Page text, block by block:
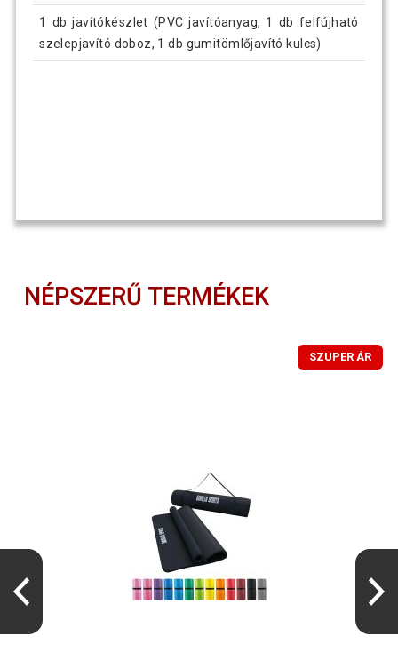
1 db javítókészlet (PVC javítóanyag, 1 db felfújható
szelepjavító doboz, 1 db gumitömlőjavító kulcs)
NÉPSZERŰ TERMÉKEK
SZUPER ÁR